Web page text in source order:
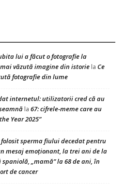
lui a făcut o fotografie la
văzută imagine din istorie la Ce
fotografie din lume
internetul: utilizatorii cred că au
la 67: cifrele-meme care au
Year 2025”
sperma fiului decedat pentru
mesaj emoționant, la trei ani de la
„mamă” la 68 de ani, în
de cancer